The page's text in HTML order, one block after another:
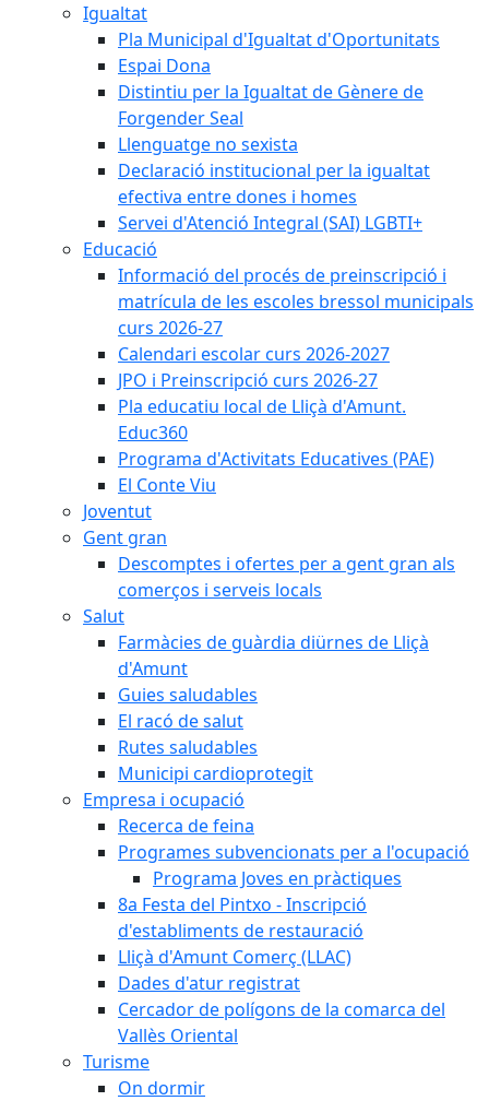
Igualtat
Pla Municipal d'Igualtat d'Oportunitats
Espai Dona
Distintiu per la Igualtat de Gènere de
Forgender Seal
Llenguatge no sexista
Declaració institucional per la igualtat
efectiva entre dones i homes
Servei d'Atenció Integral (SAI) LGBTI+
Educació
Informació del procés de preinscripció i
matrícula de les escoles bressol municipals
curs 2026-27
Calendari escolar curs 2026-2027
JPO i Preinscripció curs 2026-27
Pla educatiu local de Lliçà d'Amunt.
Educ360
Programa d'Activitats Educatives (PAE)
El Conte Viu
Joventut
Gent gran
Descomptes i ofertes per a gent gran als
comerços i serveis locals
Salut
Farmàcies de guàrdia diürnes de Lliçà
d'Amunt
Guies saludables
El racó de salut
Rutes saludables
Municipi cardioprotegit
Empresa i ocupació
Recerca de feina
Programes subvencionats per a l'ocupació
Programa Joves en pràctiques
8a Festa del Pintxo - Inscripció
d'establiments de restauració
Lliçà d'Amunt Comerç (LLAC)
Dades d'atur registrat
Cercador de polígons de la comarca del
Vallès Oriental
Turisme
On dormir